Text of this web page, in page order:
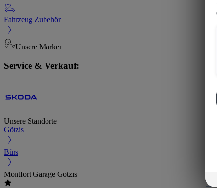
Fahrzeug Zubehör
Unsere Marken
Service & Verkauf:
Unsere Standorte
Götzis
Bürs
Montfort Garage Götzis